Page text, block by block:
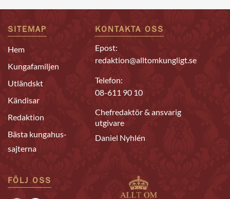
SITEMAP
Hem
Kungafamiljen
Utländskt
Kändisar
Redaktion
Bästa kungahus-
sajterna
KONTAKTA OSS
Epost:
redaktion@alltomkungligt.se
Telefon:
08-611 90 10
Chefredaktör & ansvarig
utgivare
Daniel Nyhlén
FÖLJ OSS